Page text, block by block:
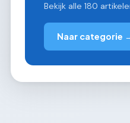
Bekijk alle 180
Naar categorie